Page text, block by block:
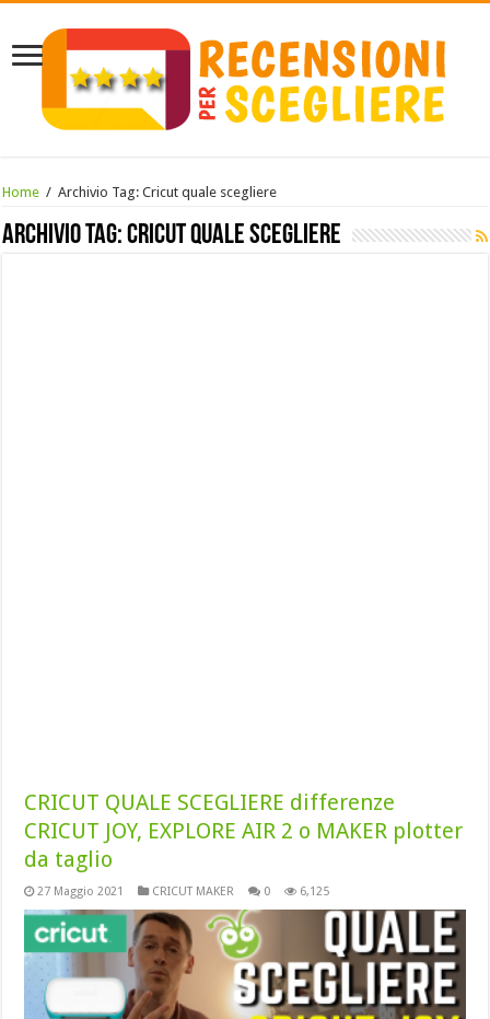
Home / Archivio Tag:Cricut quale scegliere
Archivio Tag:Cricut quale scegliere
CRICUT QUALE SCEGLIERE differenze
CRICUT JOY, EXPLORE AIR 2 o MAKER plotter
da taglio
27 Maggio 2021 CRICUT MAKER 0 6,125